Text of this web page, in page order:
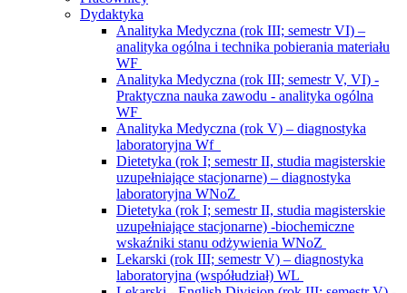
Dydaktyka
Analityka Medyczna (rok III; semestr VI) –
analityka ogólna i technika pobierania materiału
WF
Analityka Medyczna (rok III; semestr V, VI) -
Praktyczna nauka zawodu - analityka ogólna
WF
Analityka Medyczna (rok V) – diagnostyka
laboratoryjna Wf
Dietetyka (rok I; semestr II, studia magisterskie
uzupełniające stacjonarne) – diagnostyka
laboratoryjna WNoZ
Dietetyka (rok I; semestr II, studia magisterskie
uzupełniające stacjonarne) -biochemiczne
wskaźniki stanu odżywienia WNoZ
Lekarski (rok III; semestr V) – diagnostyka
laboratoryjna (współudział) WL